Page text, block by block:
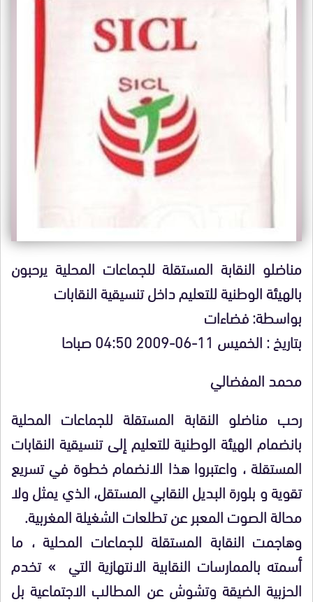
مناضلو النقابة المستقلة للجماعات المحلية يرحبون
بالهيئة الوطنية للتعليم داخل تنسيقية النقابات
بواسطة: فضاءات
بتاريخ : الخميس 11-06-2009 04:50 صباحا
محمد المفضالي
رحب مناضلو النقابة المستقلة للجماعات المحلية
بانضمام الهيئة الوطنية للتعليم إلى تنسيقية النقابات
المستقلة ، واعتبروا هذا الانضمام خطوة في تسريع
تقوية و بلورة البديل النقابي المستقل، الذي يمثل ولا
محالة الصوت المعبر عن تطلعات الشغيلة المغربية.
وهاجمت النقابة المستقلة للجماعات المحلية ، ما
أسمته بالممارسات النقابية الانتهازية التي » تخدم
الحزبية الضيقة وتشوش عن المطالب الاجتماعية بل